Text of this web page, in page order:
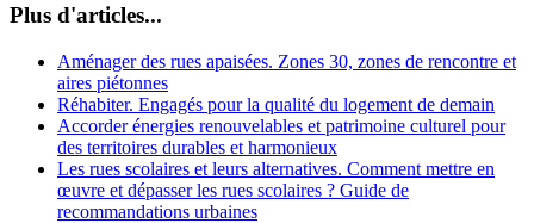
Plus d'articles...
Aménager des rues apaisées. Zones 30, zones de rencontre et
aires piétonnes
Réhabiter. Engagés pour la qualité du logement de demain
Accorder énergies renouvelables et patrimoine culturel pour
des territoires durables et harmonieux
Les rues scolaires et leurs alternatives. Comment mettre en
œuvre et dépasser les rues scolaires ? Guide de
recommandations urbaines